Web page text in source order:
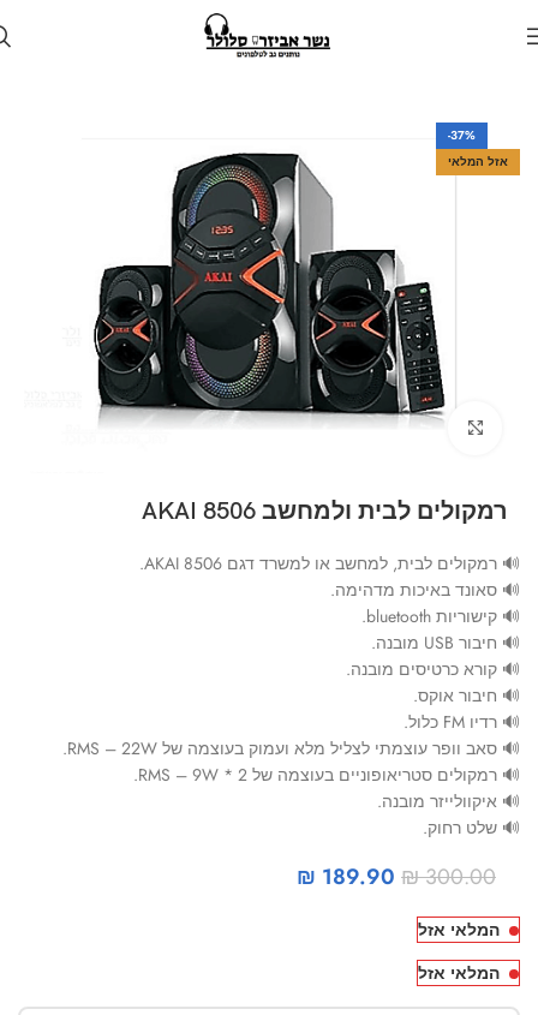
-37%
אזל המלאי
Click to enlarge
רמקולים לבית ולמחשב AKAI 8506
🔊 רמקולים לבית, למחשב או למשרד דגם AKAI 8506.
🔊 סאונד באיכות מדהימה.
🔊 קישוריות bluetooth.
🔊 חיבור USB מובנה.
🔊 קורא כרטיסים מובנה.
🔊 חיבור אוקס.
🔊 רדיו FM כלול.
🔊 סאב וופר עוצמתי לצליל מלא ועמוק בעוצמה של RMS – 22W.
🔊 רמקולים סטריאופוניים בעוצמה של RMS – 9W * 2.
🔊 איקוולייזר מובנה.
🔊 שלט רחוק.
₪300.00
₪ 189.90
המלאי אזל
המלאי אזל